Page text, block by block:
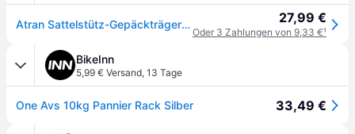
Atran Sattelstütz-Gepäckträger velo Tour schwarz, Alu, inkl. AVS System 27,99 €
Oder 3 Zahlungen von 9,33 €¹
BikeInn
5,99 € Versand, 13 Tage
One Avs 10kg Pannier Rack Silber 33,49 €